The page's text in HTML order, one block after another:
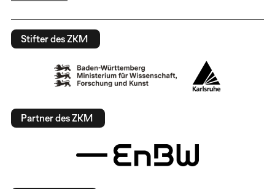
Stifter des ZKM
Partner des ZKM